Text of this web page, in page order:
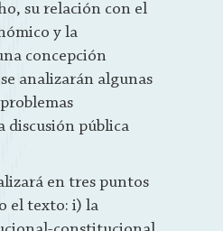
su relación con el
y la
concepción
analizarán algunas
discusión pública
en tres puntos
el texto: i) la